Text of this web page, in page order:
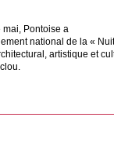
Pontoise a
national de la «
artistique et